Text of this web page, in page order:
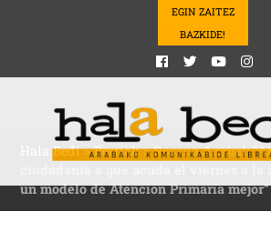
EGIN ZAITEZ
BAZKIDE!
Hala Bedi>Berriak>Rosana Azabal:
un modelo de Atención Primaria mejor”